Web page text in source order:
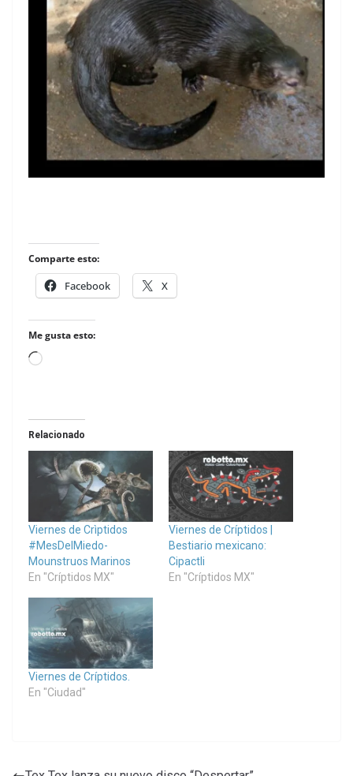
Comparte esto:
Facebook X
Me gusta esto:
Loading…
Relacionado
Viernes de Crìptidos
#MesDelMiedo-
Mounstruos Marinos
En "Críptidos MX"
Viernes de Críptidos |
Bestiario mexicano:
Cipactli
En "Críptidos MX"
Viernes de Críptidos.
En "Ciudad"